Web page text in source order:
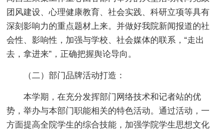
团风建设、心理健康教育、社会实践、科研立项等具有
深刻影响力的重点题材上来。并做好我院新闻报道的社
会性、影响性，加强与学校、社会媒体的联系，“走出
去，拿进来”，正确把握舆论导向。
（二）部门品牌活动打造：
本学期，在充分发挥部门网络技术和记者站的优
势，举办与本部门职能相关的特色活动。通过活动，一
方面提高全院学生的综合技能，加强学院学生思想文化